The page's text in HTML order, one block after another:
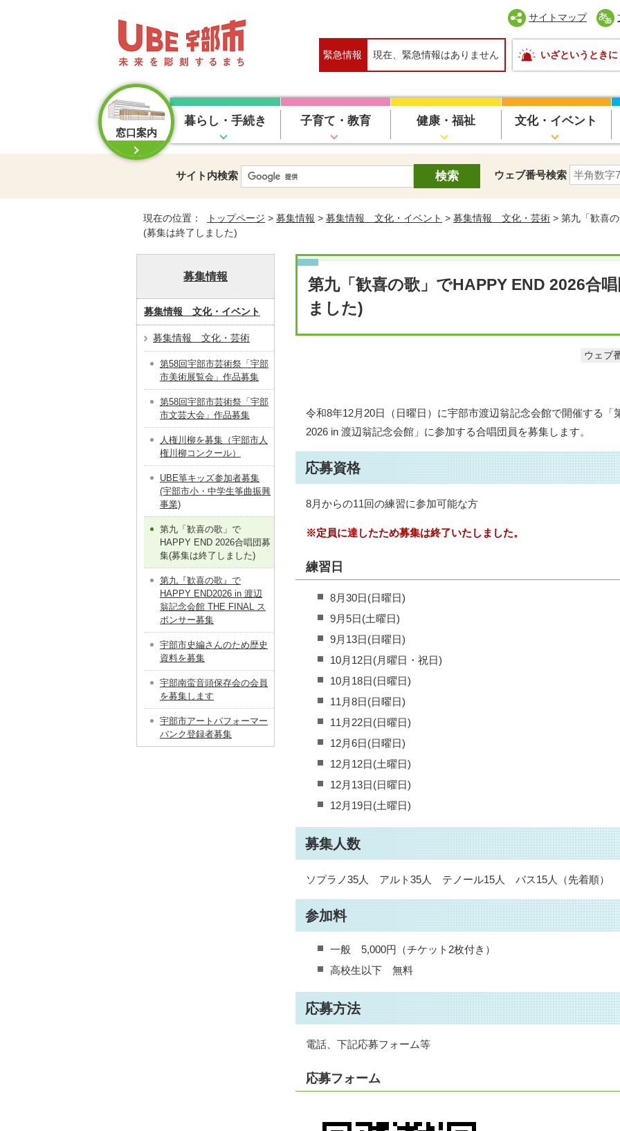
サイトマップ
緊急情報 現在、緊急情報はありません いざというときに
窓口案内
暮らし・手続き 子育て・教育 健康・福祉 文化・イベント
サイト内検索 ウェブ番号検索
現在の位置： トップページ > 募集情報 > 募集情報 文化・イベント > 募集情報 文化・芸術 > 第九「歓喜
(募集は終了しました)
第九「歓喜の歌」でHAPPY END 2026合
ました)
ウェブ
令和8年12月20日（日曜日）に宇部市渡辺翁記念会館で開催する「
2026 in 渡辺翁記念会館」に参加する合唱団員を募集します。
応募資格
8月からの11回の練習に参加可能な方
※定員に達したため募集は終了いたしました。
練習日
8月30日(日曜日)
9月5日(土曜日)
9月13日(日曜日)
10月12日(月曜日・祝日)
10月18日(日曜日)
11月8日(日曜日)
11月22日(日曜日)
12月6日(日曜日)
12月12日(土曜日)
12月13日(日曜日)
12月19日(土曜日)
募集人数
ソプラノ35人 アルト35人 テノール15人 バス15人（先着順）
参加料
一般 5,000円（チケット2枚付き）
高校生以下 無料
応募方法
電話、下記応募フォーム等
応募フォーム
募集情報
募集情報 文化・イベント
募集情報 文化・芸術
第58回宇部市芸術祭「宇部
市美術展覧会」作品募集
第58回宇部市芸術祭「宇部
市文芸大会」作品募集
人権川柳を募集（宇部市人
権川柳コンクール）
UBE箏キッズ参加者募集
(宇部市小・中学生筝曲振興
事業)
第九「歓喜の歌」で
HAPPY END 2026合唱団募
集(募集は終了しました)
第九『歓喜の歌』で
HAPPY END2026 in 渡辺
翁記念会館 THE FINAL ス
ポンサー募集
宇部市史編さんのため歴史
資料を募集
宇部南蛮音頭保存会の会員
を募集します
宇部市アートパフォーマー
バンク登録者募集